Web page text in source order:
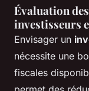
Évaluation
investisseurs
Envisager un
nécessite une
fiscales